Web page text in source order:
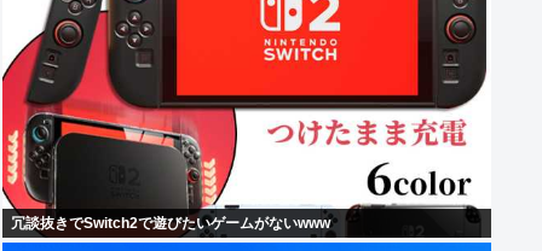
冗談抜きでSwitch2で遊びたいゲームがないwww